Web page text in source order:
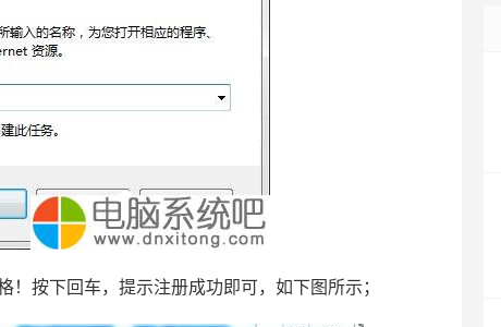
下回车，提示注册成功即可，如下图所示；